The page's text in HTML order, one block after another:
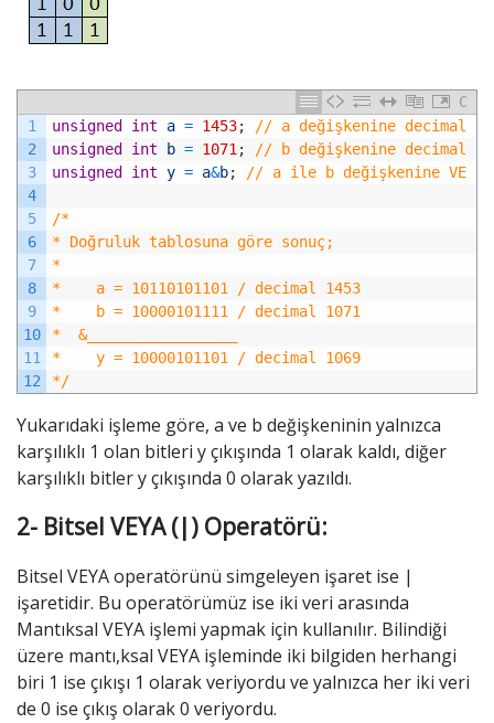
C
1
2
3
4
5
6
7
8
9
10
11
12
unsigned int a = 1453;
// a değişkenine decimal
unsigned int b = 1071 ;
// b değişkenine decimal
unsigned int y = a&b; // a ile b değişkenine VE
/*
* Doğruluk tablosuna göre sonuç;
*
*    a = 10110101101 / decimal 1453
*    b = 10000101111 / decimal 1071
*  &_________________
*    y = 10000101101 / decimal 1069
*/
Yukarıdaki işleme göre, a ve b değişkeninin yalnızca
karşılıklı 1 olan bitleri y çıkışında 1 olarak kaldı, diğer
karşılıklı bitler y çıkışında 0 olarak yazıldı.
2- Bitsel VEYA (|) Operatörü:
Bitsel VEYA operatörünü simgeleyen işaret ise |
işaretidir. Bu operatörümüz ise iki veri arasında
Mantıksal VEYA işlemi yapmak için kullanılır. Bilindiği
üzere mantı,ksal VEYA işleminde iki bilgiden herhangi
biri 1 ise çıkışı 1 olarak veriyordu ve yalnızca her iki veri
de 0 ise çıkış olarak 0 veriyordu.